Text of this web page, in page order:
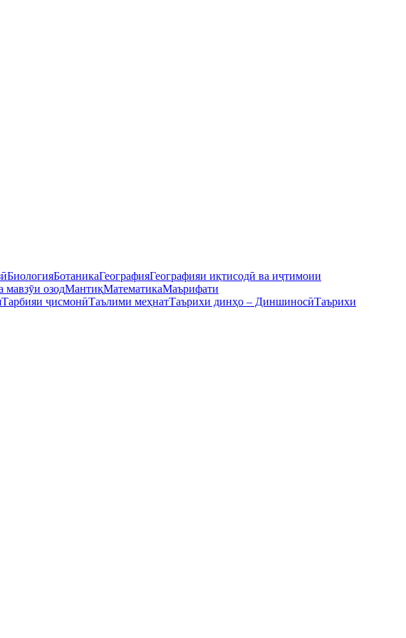
БиологияБотаникаГеографияГеографияи иқтисодӣ ва иҷтимоии
озодМантиқМатематикаМаърифати
Тарбияи ҷисмонӣТаълими меҳнатТаърихи динҳо – ДиншиносӣТаърихи